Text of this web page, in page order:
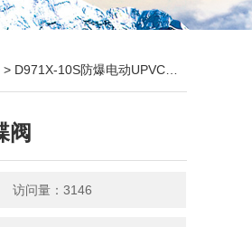
> D971X-10S防爆电动UPVC塑料蝶阀
阀
访问量：3146